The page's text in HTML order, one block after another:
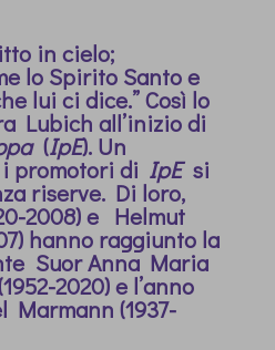
in cielo;
lo Spirito Santo e
lui ci dice.” Così lo
Lubich all’inizio di
(IpE). Un
promotori di IpE si
riserve. Di loro,
2008) e Helmut
hanno raggiunto la
Suor Anna Maria
2020) e l’anno
Marmann (1937-